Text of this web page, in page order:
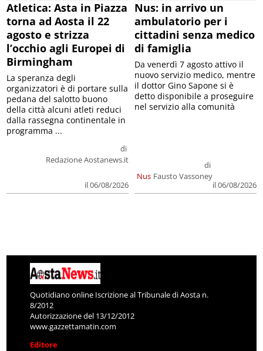
Atletica: Asta in Piazza
torna ad Aosta il 22
agosto e strizza
l’occhio agli Europei di
Birmingham
di
Redazione Aostanews.it
il 06/08/2026
La speranza degli
organizzatori è di portare sulla
pedana del salotto buono
della città alcuni atleti reduci
dalla rassegna continentale in
programma ...
Nus: in arrivo un
ambulatorio per i
cittadini senza medico
di famiglia
Nus
di
Fausto Vassoney
il 06/08/2026
Da venerdì 7 agosto attivo il
nuovo servizio medico, mentre
il dottor Gino Sapone si è
detto disponibile a proseguire
nel servizio alla comunità
Quotidiano online Iscrizione al Tribunale di Aosta n.
8/2012
Autorizzazione del 13/12/2012
www.gazzettamatin.com
Editore